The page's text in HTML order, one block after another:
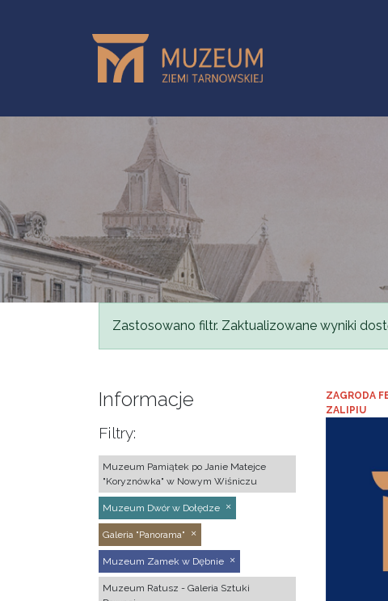
Komunikat
Zastosowano filtr. Zaktualizowane wyniki
Informacje
Filtry:
Muzeum Pamiątek po Janie Matejce
"Koryznówka" w Nowym Wiśniczu
Muzeum Dwór w Dołędze
Galeria "Panorama"
Muzeum Zamek w Dębnie
Muzeum Ratusz - Galeria Sztuki
ZAGRODA
ZALIPIU